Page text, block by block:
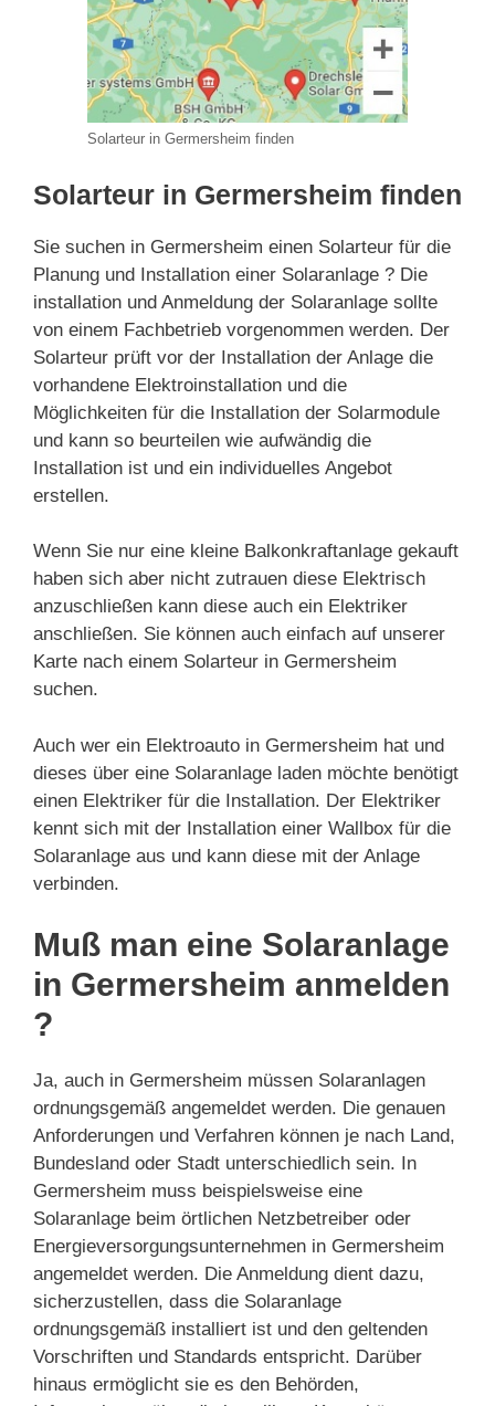
Solarteur in Germersheim finden
Solarteur in Germersheim finden
Sie suchen in Germersheim einen Solarteur für die
Planung und Installation einer Solaranlage ? Die
installation und Anmeldung der Solaranlage sollte
von einem Fachbetrieb vorgenommen werden. Der
Solarteur prüft vor der Installation der Anlage die
vorhandene Elektroinstallation und die
Möglichkeiten für die Installation der Solarmodule
und kann so beurteilen wie aufwändig die
Installation ist und ein individuelles Angebot
erstellen.
Wenn Sie nur eine kleine Balkonkraftanlage gekauft
haben sich aber nicht zutrauen diese Elektrisch
anzuschließen kann diese auch ein Elektriker
anschließen. Sie können auch einfach auf unserer
Karte nach einem Solarteur in Germersheim
suchen.
Auch wer ein Elektroauto in Germersheim hat und
dieses über eine Solaranlage laden möchte benötigt
einen Elektriker für die Installation. Der Elektriker
kennt sich mit der Installation einer Wallbox für die
Solaranlage aus und kann diese mit der Anlage
verbinden.
Muß man eine Solaranlage
in Germersheim anmelden
?
Ja, auch in Germersheim müssen Solaranlagen
ordnungsgemäß angemeldet werden. Die genauen
Anforderungen und Verfahren können je nach Land,
Bundesland oder Stadt unterschiedlich sein. In
Germersheim muss beispielsweise eine
Solaranlage beim örtlichen Netzbetreiber oder
Energieversorgungsunternehmen in Germersheim
angemeldet werden. Die Anmeldung dient dazu,
sicherzustellen, dass die Solaranlage
ordnungsgemäß installiert ist und den geltenden
Vorschriften und Standards entspricht. Darüber
hinaus ermöglicht sie es den Behörden,